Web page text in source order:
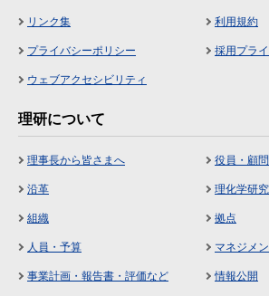
リンク集 利用規約
プライバシーポリシー 採用プラ
ウェブアクセシビリティ
理研について
理事長から皆さまへ 役員・顧
沿革 理化学研
組織 拠点
人員・予算 マネジメン
事業計画・報告書・評価など 情報公開